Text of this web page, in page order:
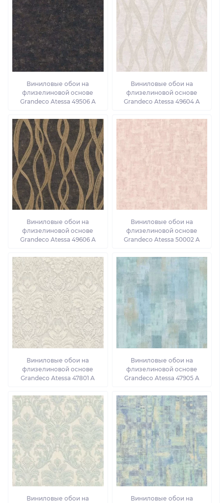
Виниловые обои на
флизелиновой основе
Grandeco Atessa 49506 A
Виниловые обои на
флизелиновой основе
Grandeco Atessa 49604 A
Виниловые обои на
флизелиновой основе
Grandeco Atessa 49606 A
Виниловые обои на
флизелиновой основе
Grandeco Atessa 50002 A
Виниловые обои на
флизелиновой основе
Grandeco Atessa 47801 A
Виниловые обои на
флизелиновой основе
Grandeco Atessa 47905 A
Виниловые обои на Виниловые обои на